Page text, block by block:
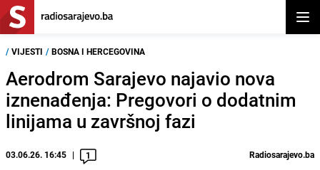
/ VIJESTI / BOSNA I HERCEGOVINA
Aerodrom Sarajevo najavio nova
iznenađenja: Pregovori o dodatnim
linijama u završnoj fazi
03.06.26. 16:45 1 Radiosarajevo.ba